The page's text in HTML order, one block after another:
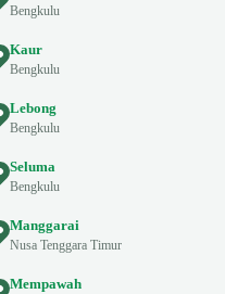
Bengkulu
Kaur
Bengkulu
Lebong
Bengkulu
Seluma
Bengkulu
Manggarai
Nusa Tenggara Timur
Mempawah